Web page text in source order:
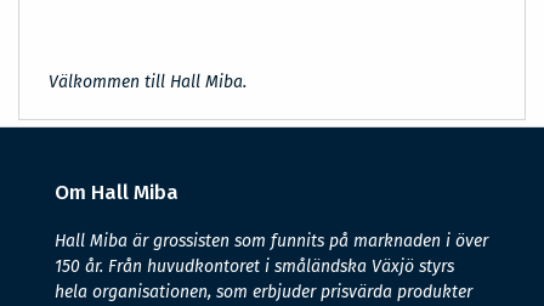
Välkommen till Hall Miba.
Om Hall Miba
Hall Miba är grossisten som funnits på marknaden i över
150 år. Från huvudkontoret i småländska Växjö styrs
hela organisationen, som erbjuder prisvärda produkter